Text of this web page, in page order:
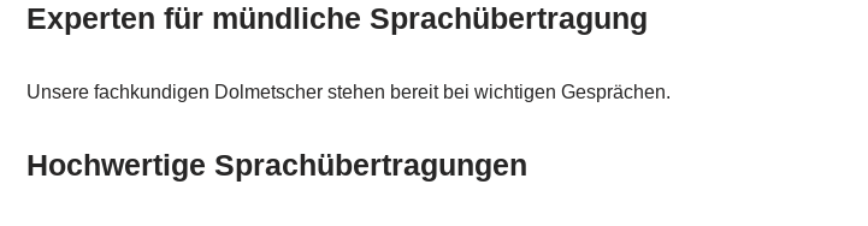
Experten für mündliche Sprachübertragung
Unsere fachkundigen Dolmetscher stehen bereit bei wichtigen Gesprächen.
Hochwertige Sprachübertragungen